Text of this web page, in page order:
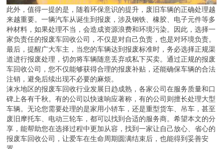
此外，值得一提的是，随着环保意识的提升，废旧车辆的正确处理越
来越重要。一辆汽车从诞生到报废，涉及钢铁、橡胶、电子元件等多
种材料，如果处理不当，会造成资源浪费和环境污染。因此，选择一
家负责任的报废车回收公司，不仅是对自己负责，也是对环境负责。
最后，提醒广大车主，当您的车辆达到报废标准时，务必选择正规渠
道进行报废处理，切勿将车辆随意丢弃或私下买卖。通过正规的报废
车回收公司，您不仅能够获得合理的报废补贴，还能确保车辆的合法
注销，避免后续出现不必要的麻烦。
涞水地区的报废车回收行业发展日趋成熟，各家公司在服务质量和口
碑上各有千秋。有的公司以快速响应著称，有的公司则擅长处理大型
车辆。无论您需要处理的是家用小轿车，还是重型货车、吊车，甚至
废旧摩托车、电动三轮车，都可以找到合适的服务商。希望本文的分
享，能帮助您在选择过程中更加从容，找到一家让自己放心、省心的
报废车回收公司，让爱车在生命周期圆满结束后，也能得到妥善安